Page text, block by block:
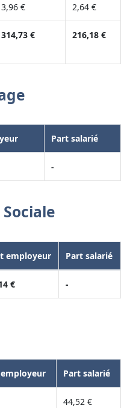
3,96 € 2,64 €
314,73 € 216,18 €
Part salarié
-
employeur Part salarié
€ -
Part salarié
44,52 €